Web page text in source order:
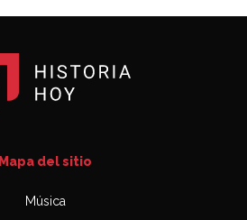
Mapa del sitio
Música